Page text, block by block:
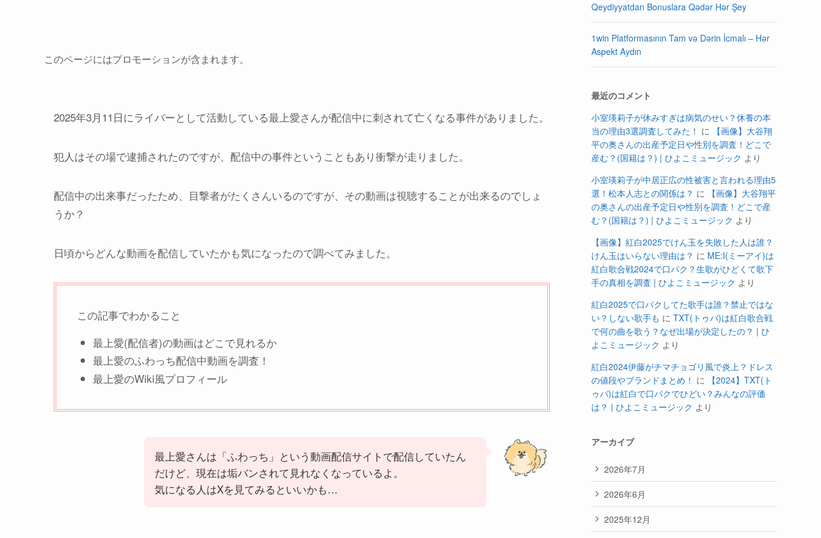
このページにはプロモーションが含まれます。
2025年3月11日にライバーとして活動している最上愛さんが配信中に刺されて亡くなる事件がありました。
犯人はその場で逮捕されたのですが、配信中の事件ということもあり衝撃が走りました。
配信中の出来事だったため、目撃者がたくさんいるのですが、その動画は視聴することが出来るのでしょ
うか？
日頃からどんな動画を配信していたかも気になったので調べてみました。
この記事でわかること
最上愛(配信者)の動画はどこで見れるか
最上愛のふわっち配信中動画を調査！
最上愛のWiki風プロフィール
最上愛さんは「ふわっち」という動画配信サイトで配信していたん
だけど、現在は垢バンされて見れなくなっているよ。
気になる人はXを見てみるといいかも…
Qeydiyyatdan Bonuslara Qədər Hər Şey
1win Platformasının Tam və Dərin İcmalı – Hər
Aspekt Aydın
最近のコメント
小室瑛莉子が休みすぎは病気のせい？休養の本
当の理由3選調査してみた！ に
【画像】大谷翔
平の奥さんの出産予定日や性別を調査！どこで
産む？(国籍は？) | ひよこミュージック より
小室瑛莉子が中居正広の性被害と言われる理由5
選！松本人志との関係は？ に
【画像】大谷翔平
の奥さんの出産予定日や性別を調査！どこで産
む？(国籍は？) | ひよこミュージック より
【画像】紅白2025でけん玉を失敗した人は誰？
けん玉はいらない理由は？ に ME:I(ミーアイ)は
紅白歌合戦2024で口パク？生歌がひどくて歌下
手の真相を調査 | ひよこミュージック より
紅白2025で口パクしてた歌手は誰？禁止ではな
い？しない歌手も に TXT(トゥバ)は紅白歌合戦
で何の曲を歌う？なぜ出場が決定したの？ | ひ
よこミュージック より
紅白2024伊藤がチマチョゴリ風で炎上？ドレス
の値段やブランドまとめ！ に
【2024】TXT(ト
ゥバ)は紅白で口パクでひどい？みんなの評価
は？ | ひよこミュージック より
アーカイブ
2026年7月
2026年6月
2025年12月